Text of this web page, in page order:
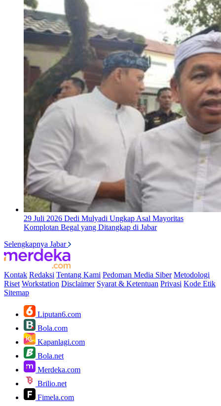
29 Juli 2026 Dedi Mulyadi Ungkap Asal Mayoritas
Komplotan Begal yang Ditangkap di Jabar
Selengkapnya Jabar
Kontak Redaksi Tentang Kami Pedoman Media Siber Metodologi
Riset Workstation Disclaimer Syarat & Ketentuan Privasi Kode Etik
Sitemap
Liputan6.com
Bola.com
Kapanlagi.com
Bola.net
Merdeka.com
Brilio.net
Fimela.com